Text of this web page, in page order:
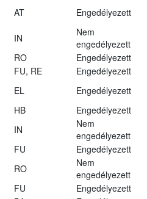
AT Engedélyezett
IN
Nem
engedélyezett
RO
Engedélyezett
FU, RE
Engedélyezett
EL
Engedélyezett
HB
Engedélyezett
IN
Nem
engedélyezett
FU
Engedélyezett
RO
Nem
engedélyezett
FU
Engedélyezett